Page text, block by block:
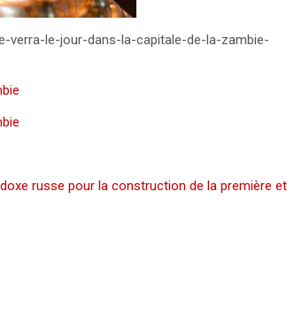
verra-le-jour-dans-la-capitale-de-la-zambie-
russe pour la construction de la première et